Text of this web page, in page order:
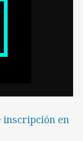
inscripción en